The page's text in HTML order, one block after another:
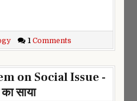
1 Comments
on Social Issue -
साया